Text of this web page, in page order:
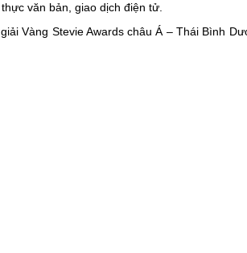
văn bản, giao dịch điện tử.
Vàng Stevie Awards châu Á – Thái Bình